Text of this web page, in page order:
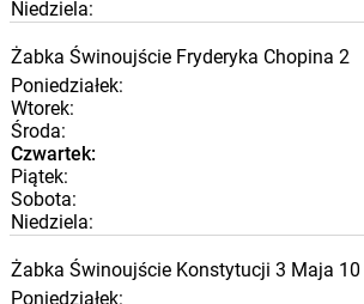
Niedziela:
Żabka Świnoujście Fryderyka Chopina 2
Poniedziałek:
Wtorek:
Środa:
Czwartek:
Piątek:
Sobota:
Niedziela:
Żabka Świnoujście Konstytucji 3 Maja 10
Poniedziałek: